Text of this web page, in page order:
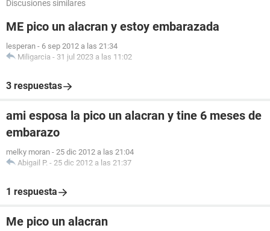
Discusiones similares
ME pico un alacran y estoy embarazada
lesperan - 6 sep 2012 a las 21:34
Miligarcia - 31 jul 2023 a las 11:02
3 respuestas
ami esposa la pico un alacran y tine 6 meses de
embarazo
melky moran - 25 dic 2012 a las 21:04
Abigail P. - 25 dic 2012 a las 21:37
1 respuesta
Me pico un alacran